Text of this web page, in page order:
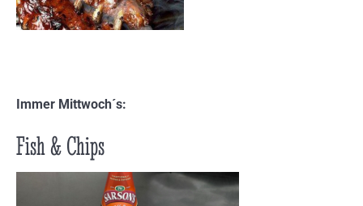
Immer Mittwoch´s:
Fish & Chips